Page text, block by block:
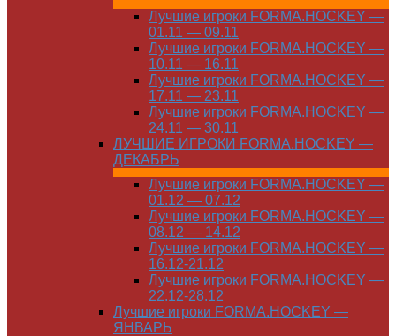
Лучшие игроки FORMA.HOCKEY —
01.11 — 09.11
Лучшие игроки FORMA.HOCKEY —
10.11 — 16.11
Лучшие игроки FORMA.HOCKEY —
17.11 — 23.11
Лучшие игроки FORMA.HOCKEY —
24.11 — 30.11
ЛУЧШИЕ ИГРОКИ FORMA.HOCKEY —
ДЕКАБРЬ
Лучшие игроки FORMA.HOCKEY —
01.12 — 07.12
Лучшие игроки FORMA.HOCKEY —
08.12 — 14.12
Лучшие игроки FORMA.HOCKEY —
16.12-21.12
Лучшие игроки FORMA.HOCKEY —
22.12-28.12
Лучшие игроки FORMA.HOCKEY —
ЯНВАРЬ